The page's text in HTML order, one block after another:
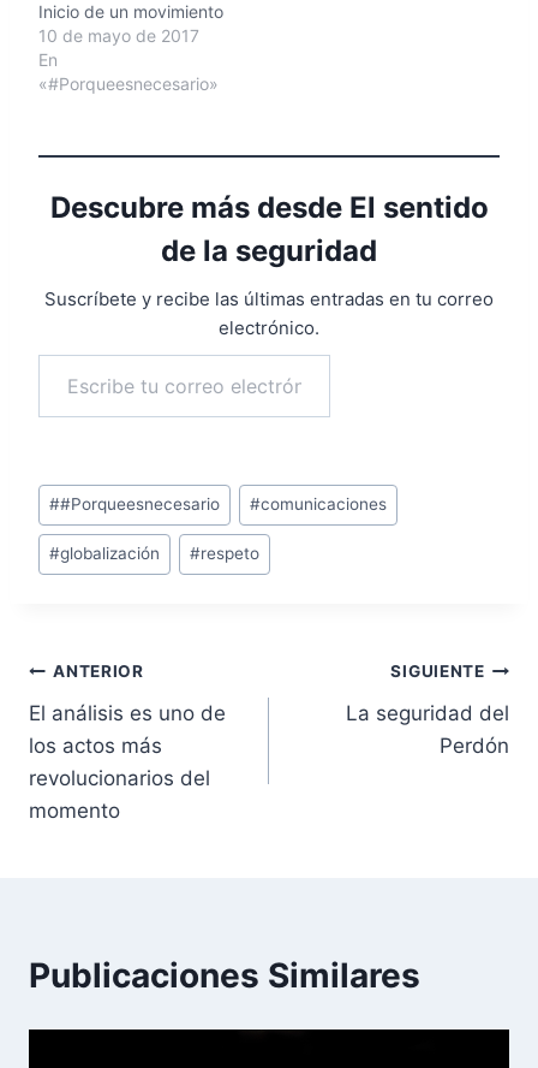
Inicio de un movimiento
10 de mayo de 2017
En
«#Porqueesnecesario»
Descubre más desde El sentido
de la seguridad
Suscríbete y recibe las últimas entradas en tu correo
electrónico.
Escribe tu correo electrónico…
Etiquetas
de
la
##Porqueesnecesario #comunicaciones
#globalización #respeto
Navegación
de
entradas
ANTERIOR
El análisis es uno de
los actos más
revolucionarios del
momento
SIGUIENTE
La seguridad del
Perdón
Publicaciones Similares